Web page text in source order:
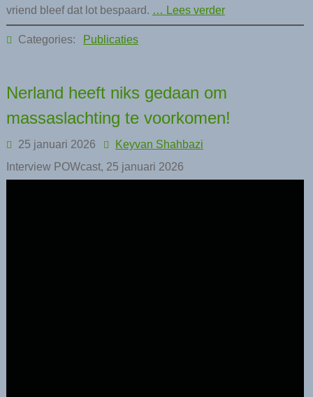
vriend bleef dat lot bespaard. … Lees verder
Categories: Publicaties
Nerland heeft niks gedaan om
massaslachting te voorkomen!
25 januari 2026
Keyvan Shahbazi
Interview POWcast, 25 januari 2026